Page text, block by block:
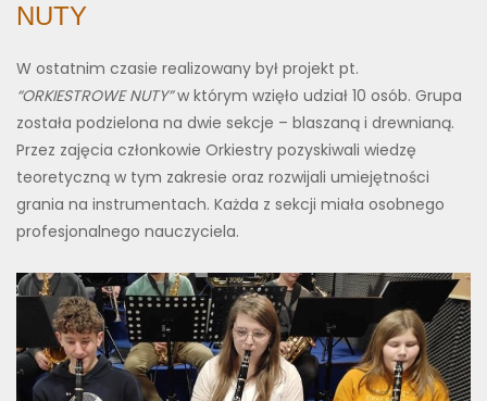
NUTY
W ostatnim czasie realizowany był projekt pt.
“ORKIESTROWE NUTY”w którym wzięło udział 10 osób. Grupa
została podzielona na dwie sekcje – blaszaną i drewnianą.
Przez zajęcia członkowie Orkiestry pozyskiwali wiedzę
teoretyczną w tym zakresie oraz rozwijali umiejętności
grania na instrumentach. Każda z sekcji miała osobnego
profesjonalnego nauczyciela.